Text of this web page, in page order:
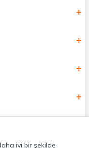
iyi bir şekilde